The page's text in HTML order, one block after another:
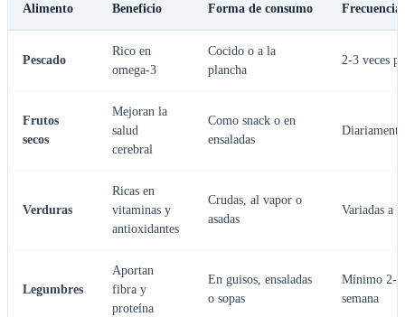
Alimento Beneficio Forma de consumo Frecuencia
Pescado
Rico en
omega-3
Cocido o a la
plancha
2-3 veces
Frutos
secos
Mejoran la
salud
cerebral
Como snack o en
ensaladas
Diariamente
Verduras
Ricas en
vitaminas y
antioxidantes
Crudas, al vapor o
asadas
Variadas a
Legumbres
Aportan
fibra y
proteína
En guisos, ensaladas
o sopas
Mínimo 2-3
semana